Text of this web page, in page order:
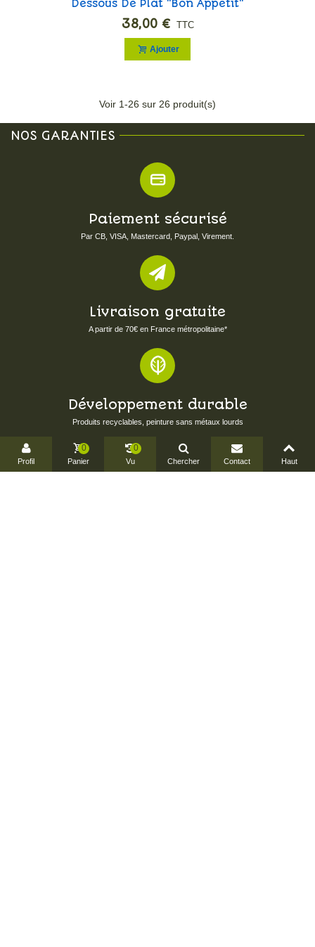
Dessous De Plat "Bon Appétit"
38,00 € TTC
Ajouter
Voir 1-26 sur 26 produit(s)
NOS GARANTIES
Paiement sécurisé
Par CB, VISA, Mastercard, Paypal, Virement.
Livraison gratuite
A partir de 70€ en France métropolitaine*
Développement durable
Produits recyclables, peinture sans métaux lourds
Profil Panier
0
Vu
0
Chercher Contact Haut